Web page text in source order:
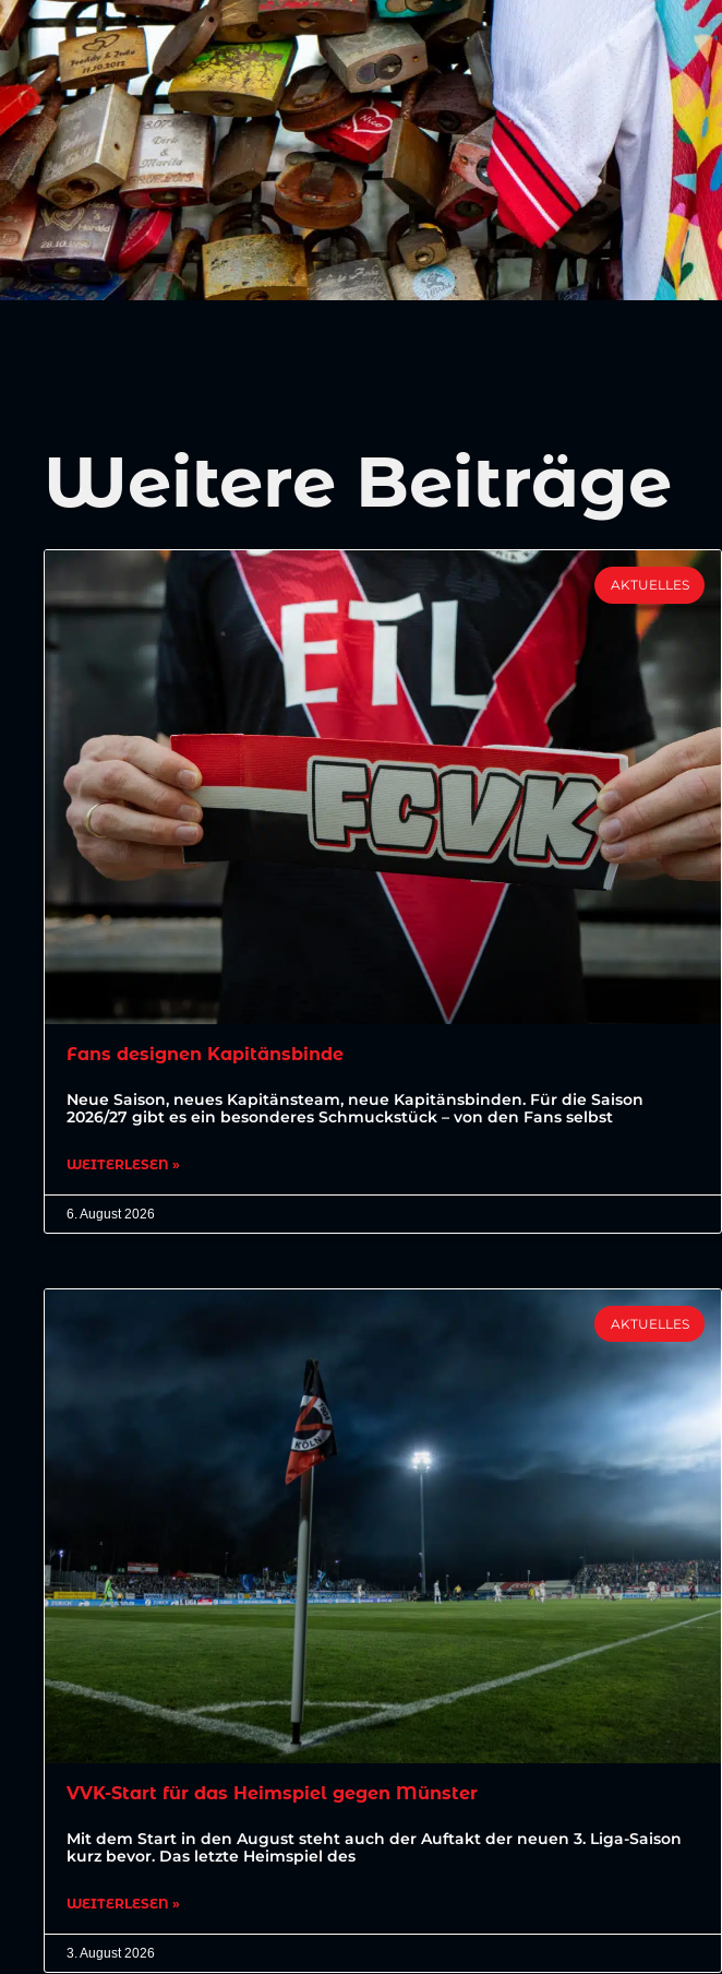
Weitere Beiträge
AKTUELLES
Fans designen Kapitänsbinde
Neue Saison, neues Kapitänsteam, neue Kapitänsbinden. Für die Saison
2026/27 gibt es ein besonderes Schmuckstück – von den Fans selbst
WEITERLESEN »
6. August 2026
AKTUELLES
VVK-Start für das Heimspiel gegen Münster
Mit dem Start in den August steht auch der Auftakt der neuen 3. Liga-Saison
kurz bevor. Das letzte Heimspiel des
WEITERLESEN »
3. August 2026